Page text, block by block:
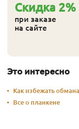
Cкидка 2%
при заказе
на сайте
Это интересно
Как избежать
Все о планкене